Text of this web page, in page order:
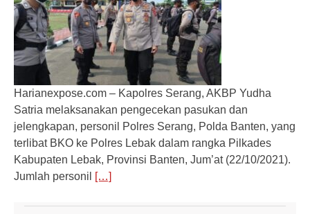
Harianexpose.com – Kapolres Serang, AKBP Yudha
Satria melaksanakan pengecekan pasukan dan
jelengkapan, personil Polres Serang, Polda Banten, yang
terlibat BKO ke Polres Lebak dalam rangka Pilkades
Kabupaten Lebak, Provinsi Banten, Jum’at (22/10/2021).
Jumlah personil
[…]